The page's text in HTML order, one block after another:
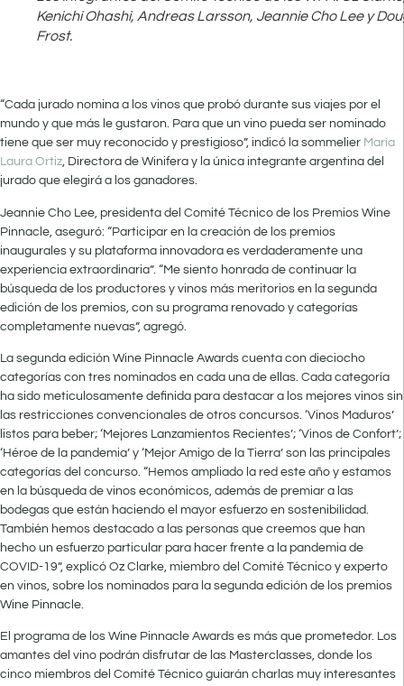
Kenichi Ohashi, Andreas Larsson, Jeannie Cho Lee y
Frost.
“Cada jurado nomina a los vinos que probó durante sus viajes por el
mundo y que más le gustaron. Para que un vino pueda ser nominado
tiene que ser muy reconocido y prestigioso”, indicó la sommelier María
Laura Ortiz, Directora de Winifera y la única integrante argentina del
jurado que elegirá a los ganadores.
Jeannie Cho Lee, presidenta del Comité Técnico de los Premios Wine
Pinnacle, aseguró: “Participar en la creación de los premios
inaugurales y su plataforma innovadora es verdaderamente una
experiencia extraordinaria”. “Me siento honrada de continuar la
búsqueda de los productores y vinos más meritorios en la segunda
edición de los premios, con su programa renovado y categorías
completamente nuevas”, agregó.
La segunda edición Wine Pinnacle Awards cuenta con dieciocho
categorías con tres nominados en cada una de ellas. Cada categoría
ha sido meticulosamente definida para destacar a los mejores vinos sin
las restricciones convencionales de otros concursos. ‘Vinos Maduros’
listos para beber; ‘Mejores Lanzamientos Recientes’; ‘Vinos de Confort’;
‘Héroe de la pandemia’ y ‘Mejor Amigo de la Tierra’ son las principales
categorías del concurso. “Hemos ampliado la red este año y estamos
en la búsqueda de vinos económicos, además de premiar a las
bodegas que están haciendo el mayor esfuerzo en sostenibilidad.
También hemos destacado a las personas que creemos que han
hecho un esfuerzo particular para hacer frente a la pandemia de
COVID-19”, explicó Oz Clarke, miembro del Comité Técnico y experto
en vinos, sobre los nominados para la segunda edición de los premios
Wine Pinnacle.
El programa de los Wine Pinnacle Awards es más que prometedor. Los
amantes del vino podrán disfrutar de las Masterclasses, donde los
cinco miembros del Comité Técnico guiarán charlas muy interesantes